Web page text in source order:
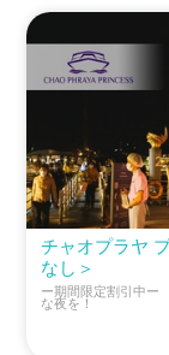
チャオプラヤ
なし＞
ー期間限定割引中ー
な夜を！